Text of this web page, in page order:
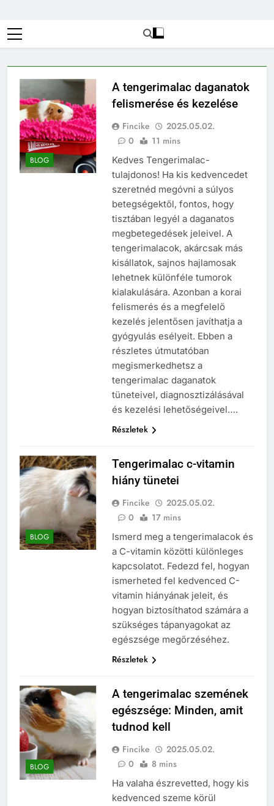
BLOG
A tengerimalac daganatok
felismerése és kezelése
Fincike
2025.05.02.
0
11 mins
Kedves Tengerimalac-
tulajdonos! Ha kis kedvencedet
szeretnéd megóvni a súlyos
betegségektől, fontos, hogy
tisztában legyél a daganatos
megbetegedések jeleivel. A
tengerimalacok, akárcsak más
kisállatok, sajnos hajlamosak
lehetnek különféle tumorok
kialakulására. Azonban a korai
felismerés és a megfelelő
kezelés jelentősen javíthatja a
gyógyulás esélyeit. Ebben a
részletes útmutatóban
megismerkedhetsz a
tengerimalac daganatok
tüneteivel, diagnosztizálásával
és kezelési lehetőségeivel….
Részletek
BLOG
Tengerimalac c-vitamin
hiány tünetei
Fincike
2025.05.02.
0
17 mins
Ismerd meg a tengerimalacok és
a C-vitamin közötti különleges
kapcsolatot. Fedezd fel, hogyan
ismerheted fel kedvenced C-
vitamin hiányának jeleit, és
hogyan biztosíthatod számára a
szükséges tápanyagokat az
egészsége megőrzéséhez.
Részletek
BLOG
A tengerimalac szemének
egészsége: Minden, amit
tudnod kell
Fincike
2025.05.02.
0
8 mins
Ha valaha észrevetted, hogy kis
kedvenced szeme körül